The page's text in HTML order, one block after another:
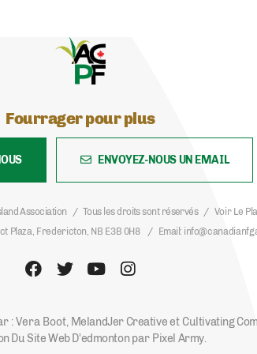
Fourrager pour plus
ENVOYEZ-NOUS UN EMAIL
Association Tous les droits sont réservés
Voir Le
Plaza, Fredericton, NB E3B 0H8
Email
: Vera Boot, MelandJer Creativeet Cultivating
Du Site Web D'edmonton par Pixel Army.